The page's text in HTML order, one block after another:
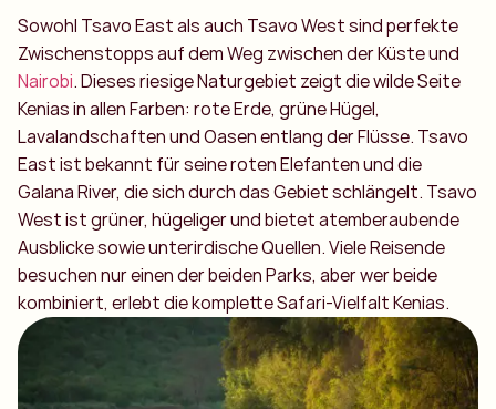
Sowohl Tsavo East als auch Tsavo West sind perfekte
Zwischenstopps auf dem Weg zwischen der Küste und
Nairobi. Dieses riesige Naturgebiet zeigt die wilde Seite
Kenias in allen Farben: rote Erde, grüne Hügel,
Lavalandschaften und Oasen entlang der Flüsse. Tsavo
East ist bekannt für seine roten Elefanten und die
Galana River, die sich durch das Gebiet schlängelt. Tsavo
West ist grüner, hügeliger und bietet atemberaubende
Ausblicke sowie unterirdische Quellen. Viele Reisende
besuchen nur einen der beiden Parks, aber wer beide
kombiniert, erlebt die komplette Safari-Vielfalt Kenias.